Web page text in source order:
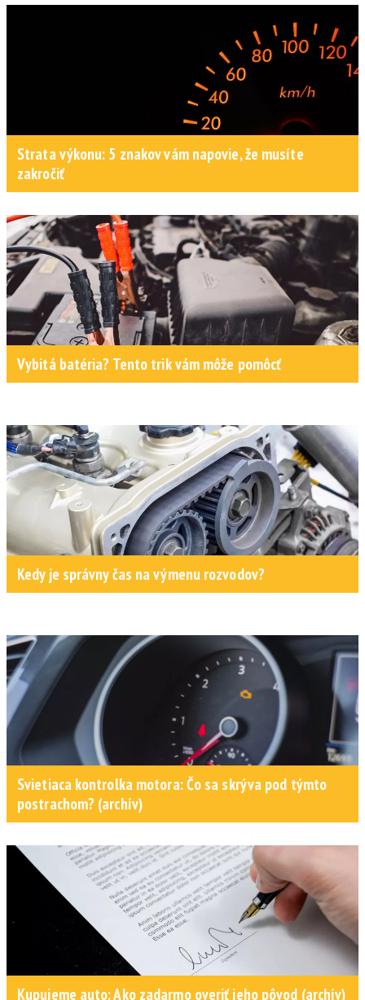
Strata výkonu: 5 znakov vám napovie, že musíte
zakročiť
Vybitá batéria? Tento trik vám môže pomôcť
Kedy je správny čas na výmenu rozvodov?
Svietiaca kontrolka motora: Čo sa skrýva pod týmto
postrachom? (archív)
Kupujeme auto: Ako zadarmo overiť jeho pôvod (archív)